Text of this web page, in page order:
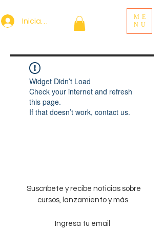
Iniciar sesión
ME
NU
Widget Didn’t Load
Check your internet and refresh
this page.
If that doesn’t work, contact us.
Suscríbete y recibe noticias sobre
cursos, lanzamiento y más.